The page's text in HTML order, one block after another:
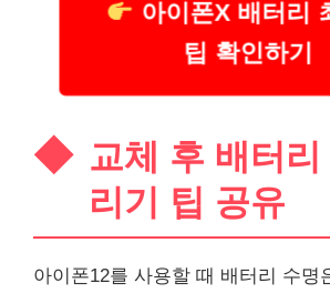
아이폰X 배터리
팁 확인하기
교체 후 배터
리기 팁 공유
아이폰12를 사용할 때 배터리 수명